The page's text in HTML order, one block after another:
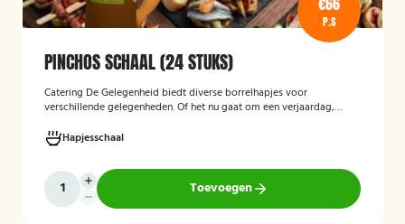
P.S
PINCHOS SCHAAL (24 STUKS)
Catering De Gelegenheid biedt diverse borrelhapjes voor
verschillende gelegenheden. Of het nu gaat om een verjaardag,
Hieronder ziet u een selectie uit ons aanbod. De Poncho's schaal is
geschikt voor maximaal 6 personen
Hapjesschaal
Toevoegen